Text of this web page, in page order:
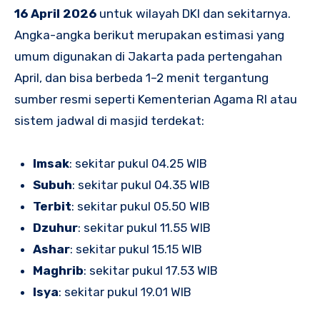
16 April 2026 untuk wilayah DKI dan sekitarnya.
Angka-angka berikut merupakan estimasi yang
umum digunakan di Jakarta pada pertengahan
April, dan bisa berbeda 1–2 menit tergantung
sumber resmi seperti Kementerian Agama RI atau
sistem jadwal di masjid terdekat:
Imsak: sekitar pukul 04.25 WIB
Subuh: sekitar pukul 04.35 WIB
Terbit: sekitar pukul 05.50 WIB
Dzuhur: sekitar pukul 11.55 WIB
Ashar: sekitar pukul 15.15 WIB
Maghrib: sekitar pukul 17.53 WIB
Isya: sekitar pukul 19.01 WIB